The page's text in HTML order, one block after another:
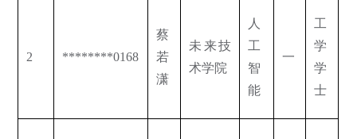
2 ********0168
蔡
若
潇
未来技
术学院
人
工
智
能
一
工
学
学
士